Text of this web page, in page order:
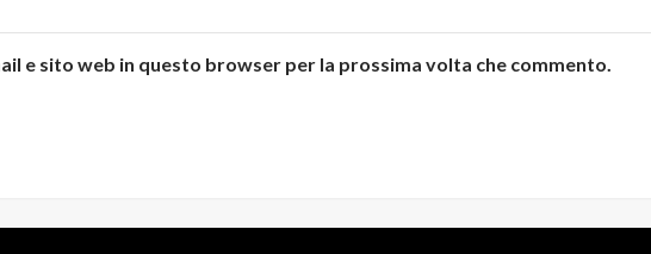
e sito web in questo browser per la prossima volta che commento.